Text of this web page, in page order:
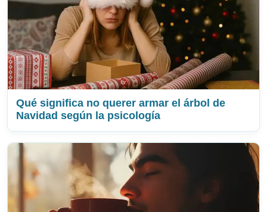
Qué significa no querer armar el árbol de
Navidad según la psicología